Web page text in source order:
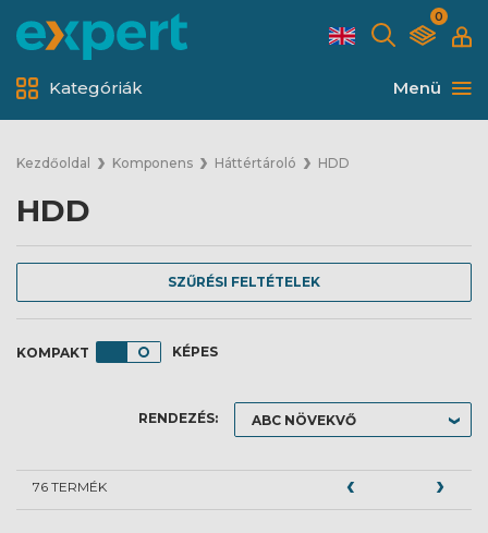
0
Menü
Kategóriák
Kezdőoldal Komponens Háttértároló HDD
HDD
SZŰRÉSI FELTÉTELEK
KÉPES
RENDEZÉS:
76 TERMÉK